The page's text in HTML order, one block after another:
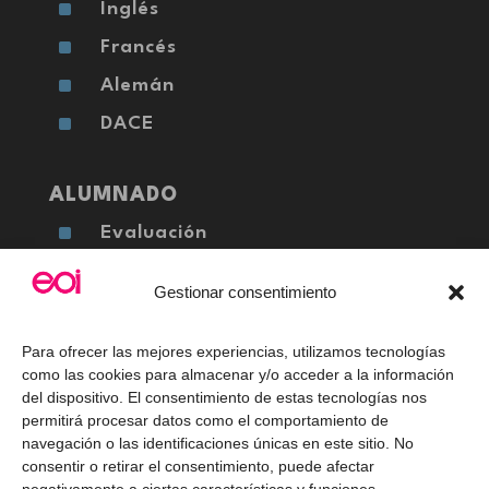
Gestionar consentimiento
Para ofrecer las mejores experiencias, utilizamos tecnologías
como las cookies para almacenar y/o acceder a la información
del dispositivo. El consentimiento de estas tecnologías nos
permitirá procesar datos como el comportamiento de
navegación o las identificaciones únicas en este sitio. No
consentir o retirar el consentimiento, puede afectar
^ Inglés
^ Francés
^ Alemán
^ DACE
ALUMNADO
^ Evaluación
^
EOI Lucena © 2026